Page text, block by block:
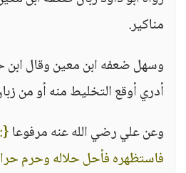
مناكير.
وسهل ضعفه ابن معين وقال ابن
أدري أوقع التخليط منه أو من
وعن علي رضي الله عنه مرفوعا
فاستظهره فأحل حلاله وحرم